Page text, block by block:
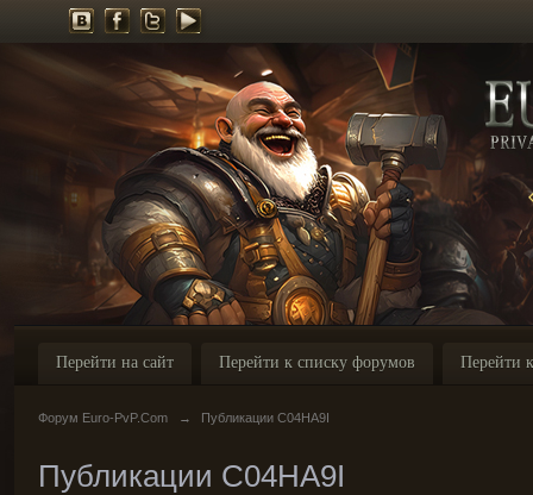
Перейти на сайт Перейти к списку форумов Перейти
Форум Euro-PvP.Com → Публикации C04HA9I
Публикации C04HA9I